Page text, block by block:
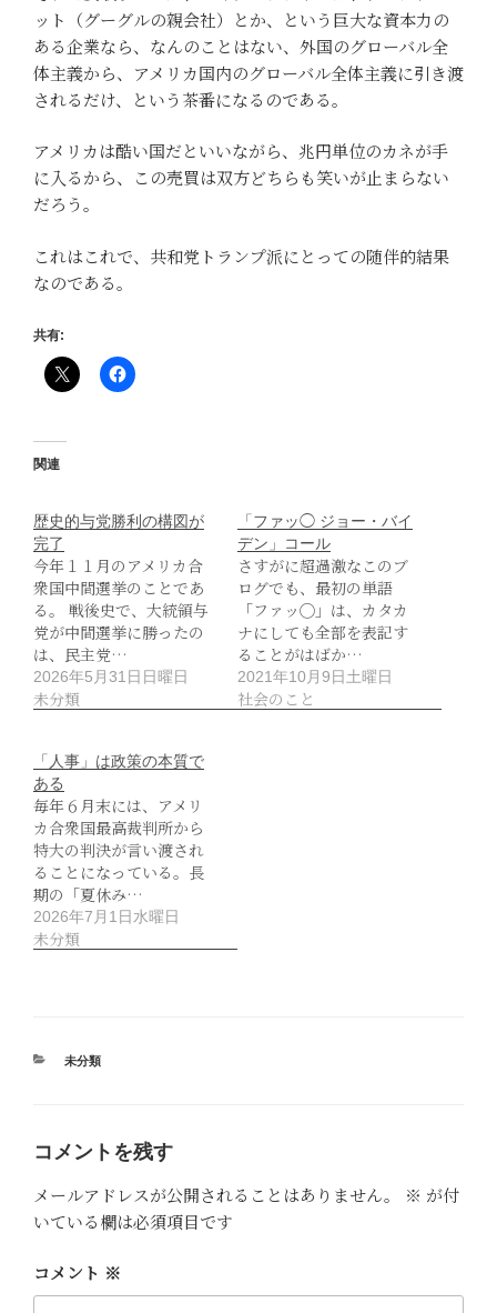
ット（グーグルの親会社）とか、という巨大な資本力の
ある企業なら、なんのことはない、外国のグローバル全
体主義から、アメリカ国内のグローバル全体主義に引き渡
されるだけ、という茶番になるのである。
アメリカは酷い国だといいながら、兆円単位のカネが手
に入るから、この売買は双方どちらも笑いが止まらない
だろう。
これはこれで、共和党トランプ派にとっての随伴的結果
なのである。
共有:
関連
歴史的与党勝利の構図が
完了
今年１１月のアメリカ合
衆国中間選挙のことであ
る。 戦後史で、大統領与
党が中間選挙に勝ったの
は、民主党…
2026年5月31日日曜日
未分類
「ファッ◯ ジョー・バイ
デン」コール
さすがに超過激なこのブ
ログでも、最初の単語
「ファッ◯」は、カタカ
ナにしても全部を表記す
ることがはばか…
2021年10月9日土曜日
社会のこと
「人事」は政策の本質で
ある
毎年６月末には、アメリ
カ合衆国最高裁判所から
特大の判決が言い渡され
ることになっている。長
期の「夏休み…
2026年7月1日水曜日
未分類
カ
未分類
コメントを残す
メールアドレスが公開されることはありません。 ※ が付
いている欄は必須項目です
コメント ※